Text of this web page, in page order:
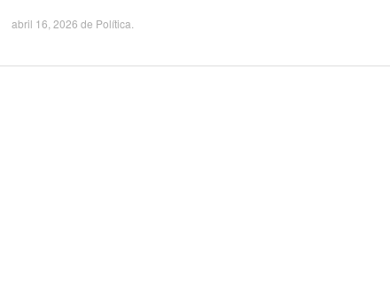
abril 16, 2026 de Política